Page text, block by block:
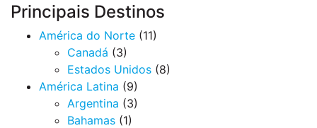
Principais Destinos
América do Norte (11)
Canadá (3)
Estados Unidos (8)
América Latina (9)
Argentina (3)
Bahamas (1)